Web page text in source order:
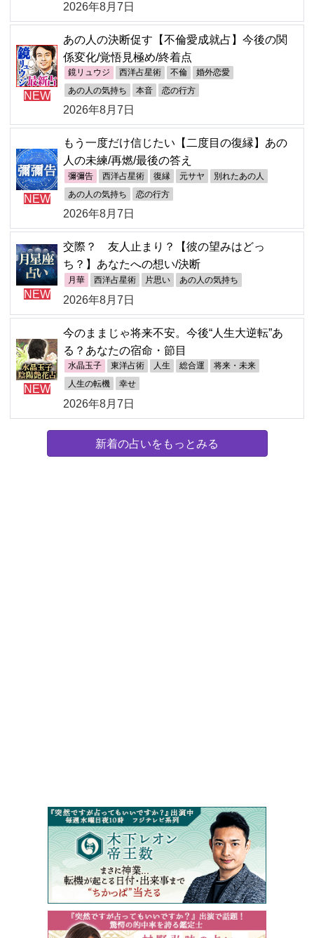
2026年8月7日
NEW
あの人の決断促す【不倫愛成就占】今後の関
係変化/覚悟見極め/終着点
鏡リュウジ 西洋占星術 不倫 婚外恋愛
あの人の気持ち 本音 恋の行方
2026年8月7日
NEW
もう一度だけ信じたい【二度目の復縁】あの
人の未練/再燃/最後の答え
彌彌告 西洋占星術 復縁 元サヤ 別れたあの人
あの人の気持ち 恋の行方
2026年8月7日
NEW
交際？ 友人止まり？【彼の望みはどっ
ち？】あなたへの想い/決断
月華 西洋占星術 片思い あの人の気持ち
2026年8月7日
NEW
今のままじゃ将来不安。今後“人生大逆転”あ
る？あなたの宿命・節目
水晶玉子 東洋占術 人生 総合運 将来・未来
人生の転機 幸せ
2026年8月7日
新着の占いをもっとみる